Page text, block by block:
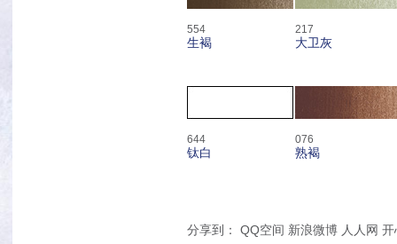
554
生褐
217
大卫灰
644
钛白
076
熟褐
分享到： QQ空间 新浪微博 人人网 开